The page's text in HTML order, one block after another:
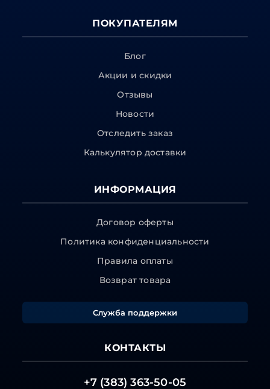
ПОКУПАТЕЛЯМ
Блог
Акции и скидки
Отзывы
Новости
Отследить заказ
Калькулятор доставки
ИНФОРМАЦИЯ
Договор оферты
Политика конфиденциальности
Правила оплаты
Возврат товара
Служба поддержки
КОНТАКТЫ
+7 (383) 363-50-05